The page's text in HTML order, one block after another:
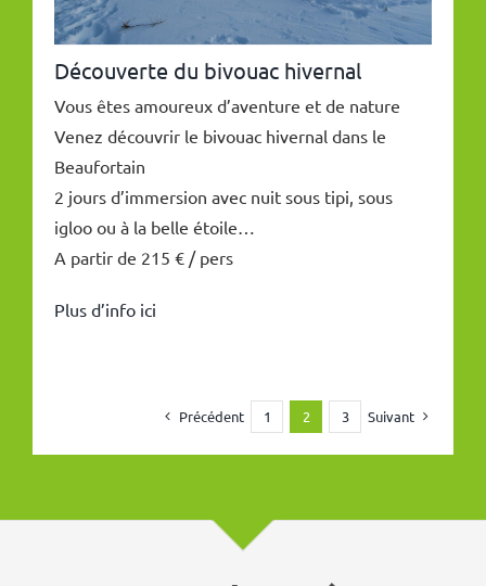
Découverte du bivouac hivernal
Vous êtes amoureux d’aventure et de nature
Venez découvrir le bivouac hivernal dans le
Beaufortain
2 jours d’immersion avec nuit sous tipi, sous
igloo ou à la belle étoile…
A partir de 215 € / pers
Plus d’info ici
Précédent 1 2 3 Suivant